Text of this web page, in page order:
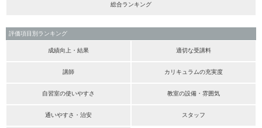
総合ランキング
評価項目別ランキング
成績向上・結果 適切な受講料
講師 カリキュラムの充実度
自習室の使いやすさ 教室の設備・雰囲気
通いやすさ・治安 スタッフ